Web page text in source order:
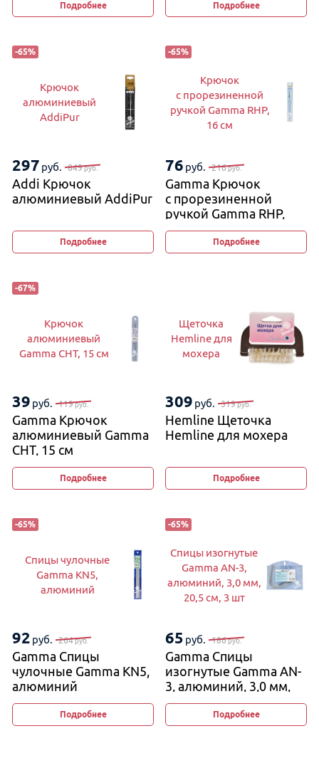
Подробнее Подробнее
-65%
Крючок
алюминиевый
AddiPur
297 руб. 849руб.
Addi Крючок
алюминиевый AddiPur
Подробнее
-65%
Крючок
с прорезиненной
ручкой Gamma RHP,
16 см
76 руб. 216руб.
Gamma Крючок
с прорезиненной
ручкой Gamma RHP,
16 см
Подробнее
-67%
Крючок
алюминиевый
Gamma CHT, 15 см
39 руб. 119руб.
Gamma Крючок
алюминиевый Gamma
CHT, 15 см
Подробнее
Щеточка
Hemline для
мохера
309 руб. 319руб.
Hemline Щеточка
Hemline для мохера
Подробнее
-65%
Спицы чулочные
Gamma KN5,
алюминий
92 руб. 264руб.
Gamma Спицы
чулочные Gamma KN5,
алюминий
Подробнее
-65%
Спицы изогнутые
Gamma AN-3,
алюминий, 3,0 мм,
20,5 см, 3 шт
65 руб. 186руб.
Gamma Спицы
изогнутые Gamma AN-
3, алюминий, 3,0 мм,
20,5 см, 3 шт
Подробнее